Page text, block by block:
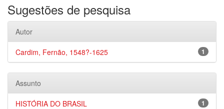
Sugestões de pesquisa
Autor
1
Cardim, Fernão, 1548?-1625
Assunto
1
HISTÓRIA DO BRASIL